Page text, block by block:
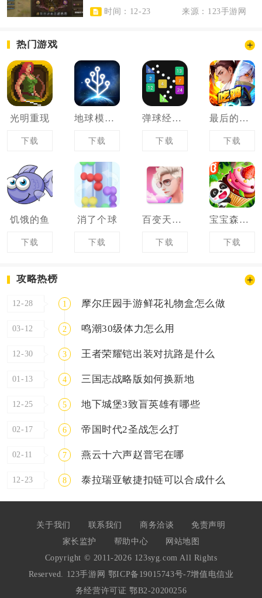
时间：12-23
来源：123手游网
热门游戏
光明重现
下载
地球模拟器
下载
弹球经典版
下载
最后的荣光
下载
饥饿的鱼
下载
消了个球
下载
百变天使爱消除
下载
宝宝森林美食
下载
攻略热榜
12-28 1 摩尔庄园手游鲜花礼物盒怎么做
03-12 2 鸣潮30级体力怎么用
12-30 3 王者荣耀铠出装对抗路是什么
01-13 4 三国志战略版如何换新地
12-25 5 地下城堡3致盲英雄有哪些
02-17 6 帝国时代2圣战怎么打
02-11 7 燕云十六声赵普宅在哪
12-23 8 泰拉瑞亚敏捷扣链可以合成什么
关于我们 联系我们 商务洽谈
免责声明
家长监护
帮助中心
网站地图
Copyright © 2011-2026 123syg.com All Rights
Reserved. 123手游网 鄂ICP备19015743号-7增值电信业
务经营许可证 鄂B2-20200256